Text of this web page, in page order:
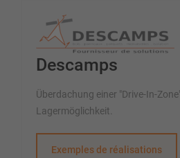
Descamps
Überdachung einer "Drive-In-
Lagermöglichkeit.
Exemples de réalisations